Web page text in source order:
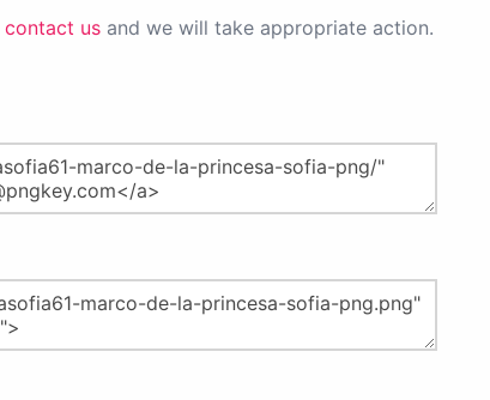
contact us and we will take appropriate action.